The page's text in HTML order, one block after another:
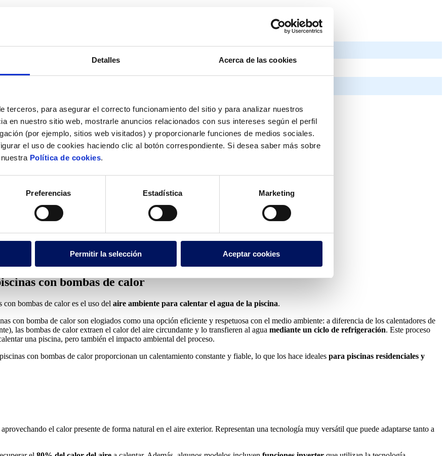
Detalles Acerca de las cookies
terceros, para asegurar el correcto funcionamiento del sitio y para analizar nuestros
en nuestro sitio web, mostrarle anuncios relacionados con sus intereses según el perfil
(por ejemplo, sitios web visitados) y proporcionarle funciones de medios sociales.
el uso de cookies haciendo clic al botón correspondiente. Si desea saber más sobre
Política de cookies.
Preferencias Estadística Marketing
Permitir la selección Aceptar cookies
naturales y estanques
bombas de calor
bomba de calor
y sostenible todo el año
con bombas de calor
bombas de calor es el uso del aire ambiente para calentar el agua de la piscina.
con bomba de calor son elogiados como una opción eficiente y respetuosa con el medio ambiente: a diferencia de los calentadores de
las bombas de calor extraen el calor del aire circundante y lo transfieren al agua mediante un ciclo de refrigeración. Este proceso
una piscina, pero también el impacto ambiental del proceso.
con bombas de calor proporcionan un calentamiento constante y fiable, lo que los hace ideales para piscinas residenciales y
el calor presente de forma natural en el aire exterior. Representan una tecnología muy versátil que puede adaptarse tanto a